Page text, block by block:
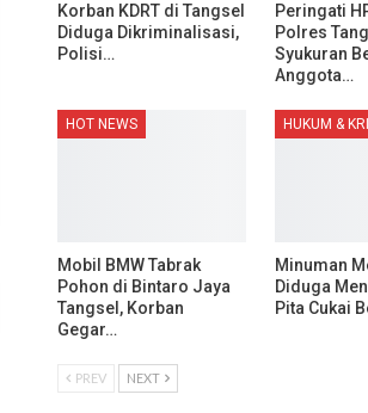
Korban KDRT di Tangsel
Diduga Dikriminalisasi,
Polisi…
Peringati
Polres
Syukuran
Anggota…
HOT NEWS
Mobil BMW Tabrak
Pohon di Bintaro Jaya
Tangsel, Korban
Gegar…
HUKUM &
Minuman
Diduga
Pita Cukai
PREV NEXT